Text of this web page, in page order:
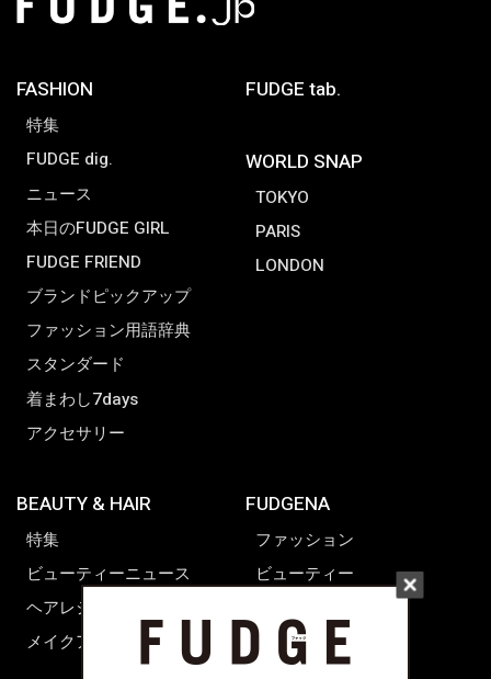
FASHION
特集
FUDGE dig.
ニュース
本日のFUDGE GIRL
FUDGE FRIEND
ブランドピックアップ
ファッション用語辞典
スタンダード
着まわし7days
アクセサリー
FUDGE tab.
WORLD SNAP
TOKYO
PARIS
LONDON
BEAUTY & HAIR
特集
ビューティーニュース
ヘアレシピ ストーリーズ
メイクアップティップス
FUDGENA
ファッション
ビューティー
ライフスタイル